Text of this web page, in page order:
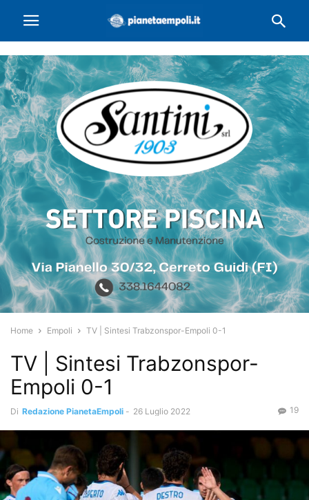
Home Empoli TV | Sintesi Trabzonspor-Empoli 0-1
TV | Sintesi Trabzonspor-
Empoli 0-1
Di Redazione PianetaEmpoli - 26 Luglio 2022 19